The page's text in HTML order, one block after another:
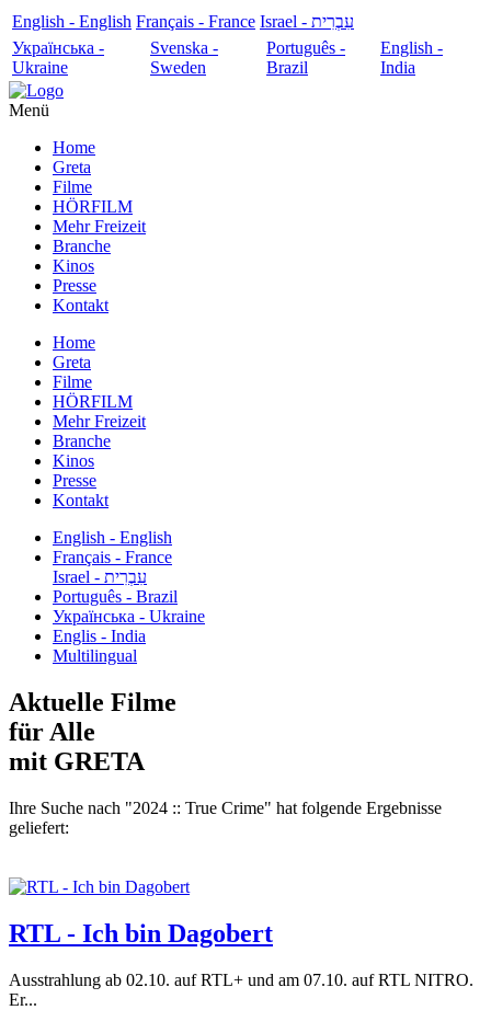
English - English Français - France
עִבְרִית - Israel
Українська -
Ukraine
Svenska -
Sweden
Português -
Brazil
English -
India
Menü
Home
Greta
Filme
HÖRFILM
Mehr Freizeit
Branche
Kinos
Presse
Kontakt
Home
Greta
Filme
HÖRFILM
Mehr Freizeit
Branche
Kinos
Presse
Kontakt
English - English
Français - France
עִבְרִית - Israel
Português - Brazil
Українська - Ukraine
Englis - India
Multilingual
Aktuelle Filme
für Alle
mit GRETA
Ihre Suche nach "2024 :: True Crime" hat folgende Ergebnisse
geliefert:
RTL - Ich bin Dagobert
Ausstrahlung ab 02.10. auf RTL+ und am 07.10. auf RTL NITRO.
Er...